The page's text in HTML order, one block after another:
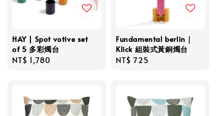
HAY | Spot votive set
of 5 多彩燭台
Regular
NT$ 1,780
Fundamental berlin｜
Klick 組裝式黃銅燭台
Regular
NT$ 725